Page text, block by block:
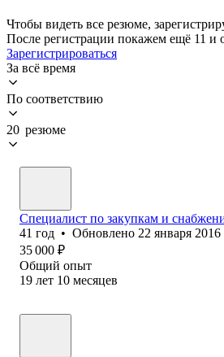
Чтобы видеть все резюме,
После регистрации покажем ещё 11 и
Зарегистрироваться
За всё время
По соответствию
20 резюме
Специалист по закупкам и
41 год • Обновлено 22 января 2016
35 000 ₽
Общий опыт
19 лет 10 месяцев